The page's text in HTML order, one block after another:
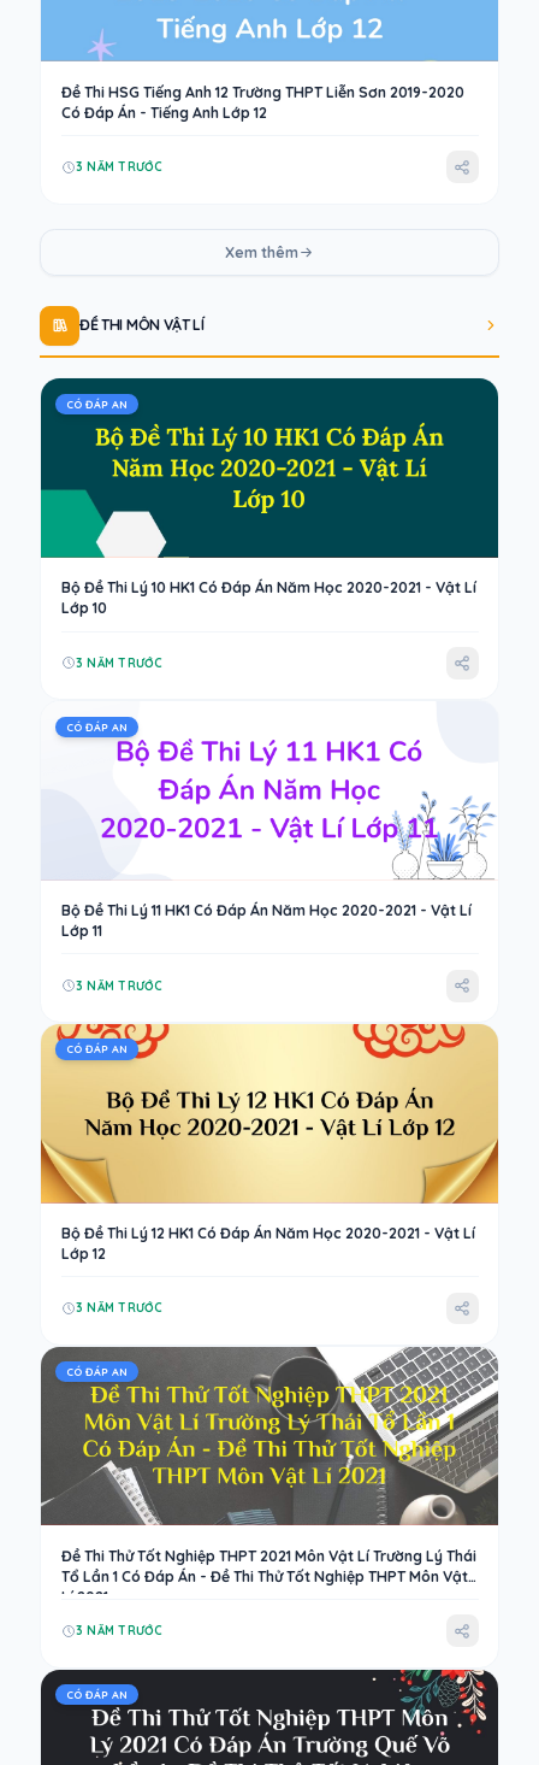
Đề Thi HSG Tiếng Anh 12 Trường THPT Liễn Sơn 2019-2020
Có Đáp Án - Tiếng Anh Lớp 12
3 NĂM TRƯỚC
Xem thêm
ĐỀ THI MÔN VẬT LÍ
CÓ ĐÁP AN
Bộ Đề Thi Lý 10 HK1 Có Đáp Án Năm Học 2020-2021 - Vật Lí
Lớp 10
3 NĂM TRƯỚC
CÓ ĐÁP AN
Bộ Đề Thi Lý 11 HK1 Có Đáp Án Năm Học 2020-2021 - Vật Lí
Lớp 11
3 NĂM TRƯỚC
CÓ ĐÁP AN
Bộ Đề Thi Lý 12 HK1 Có Đáp Án Năm Học 2020-2021 - Vật Lí
Lớp 12
3 NĂM TRƯỚC
CÓ ĐÁP AN
Đề Thi Thử Tốt Nghiệp THPT 2021 Môn Vật Lí Trường Lý Thái
Tổ Lần 1 Có Đáp Án - Đề Thi Thử Tốt Nghiệp THPT Môn Vật
Lí 2021
3 NĂM TRƯỚC
CÓ ĐÁP AN